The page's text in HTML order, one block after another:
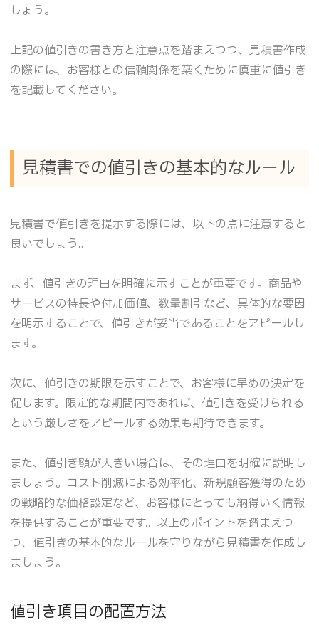
しょう。
上記の値引きの書き方と注意点を踏まえつつ、見積書作成
の際には、お客様との信頼関係を築くために慎重に値引き
を記載してください。
見積書での値引きの基本的なルール
見積書で値引きを提示する際には、以下の点に注意すると
良いでしょう。
まず、値引きの理由を明確に示すことが重要です。商品や
サービスの特長や付加価値、数量割引など、具体的な要因
を明示することで、値引きが妥当であることをアピールし
ます。
次に、値引きの期限を示すことで、お客様に早めの決定を
促します。限定的な期間内であれば、値引きを受けられる
という厳しさをアピールする効果も期待できます。
また、値引き額が大きい場合は、その理由を明確に説明し
ましょう。コスト削減による効率化、新規顧客獲得のため
の戦略的な価格設定など、お客様にとっても納得いく情報
を提供することが重要です。以上のポイントを踏まえつ
つ、値引きの基本的なルールを守りながら見積書を作成し
ましょう。
値引き項目の配置方法